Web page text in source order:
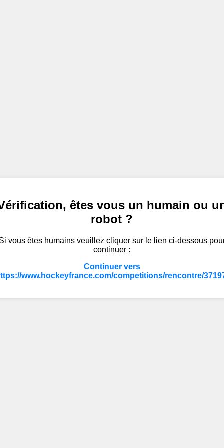
êtes vous un humain ou
robot ?
vous êtes humains veuillez cliquer sur le lien ci-dessous
continuer :
Continuer vers
www.hockeyfrance.com/competitions/rencontre/